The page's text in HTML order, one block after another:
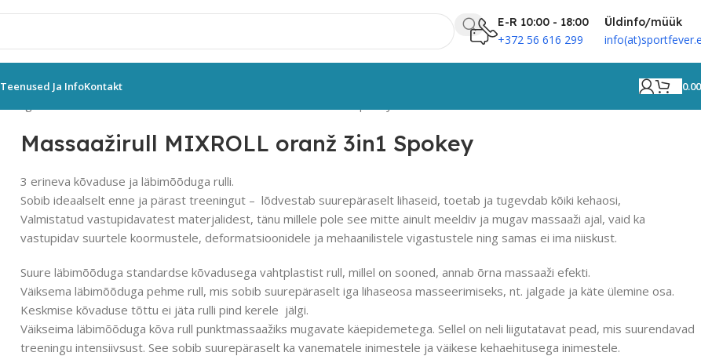
E-R 10:00 - 18:00
+372 56 616 299
Üldinfo/müük
Teenused Ja InfoKontakt
Massaažirull MIXROLL oranž 3in1 Spokey
3 erineva kõvaduse ja läbimõõduga rulli.
Sobib ideaalselt enne ja pärast treeningut – lõdvestab suurepäraselt lihaseid, toetab ja tugevdab kõiki kehaosi,
Valmistatud vastupidavatest materjalidest, tänu millele pole see mitte ainult meeldiv ja mugav massaaži ajal, vaid ka
vastupidav suurtele koormustele, deformatsioonidele ja mehaanilistele vigastustele ning samas ei ima niiskust.
Suure läbimõõduga standardse kõvadusega vahtplastist rull, millel on sooned, annab õrna massaaži efekti.
Väiksema läbimõõduga pehme rull, mis sobib suurepäraselt iga lihaseosa masseerimiseks, nt. jalgade ja käte ülemine osa.
Keskmise kõvaduse tõttu ei jäta rulli pind kerele jälgi.
Väikseima läbimõõduga kõva rull punktmassaažiks mugavate käepidemetega. Sellel on neli liigutatavat pead, mis suurendavad
treeningu intensiivsust. See sobib suurepäraselt ka vanematele inimestele ja väikese kehaehitusega inimestele.